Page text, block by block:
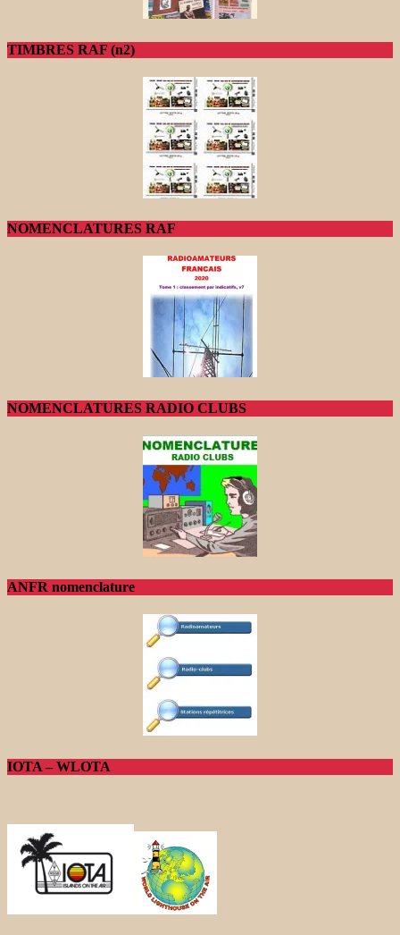
TIMBRES RAF (n2)
NOMENCLATURES RAF
NOMENCLATURES RADIO CLUBS
ANFR nomenclature
IOTA – WLOTA